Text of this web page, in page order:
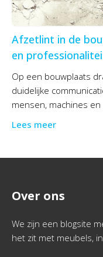
Afzetlint in de
en
Op een bouwplaats
duidelijke
mensen, machines en
Lees meer
Over ons
We zijn een blogsite
het zit met meubels,